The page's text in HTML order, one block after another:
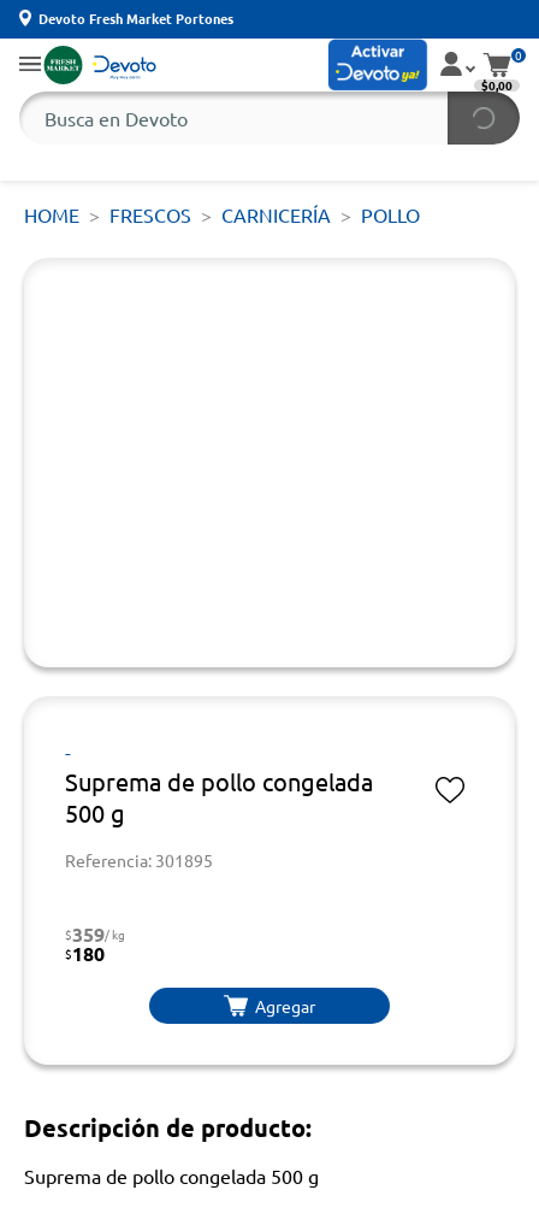
Devoto Fresh Market Portones
0
$0,00
HOME FRESCOS CARNICERÍA POLLO
-
Suprema de pollo congelada
500 g
Referencia: 301895
$359/ kg
$180
Agregar
Descripción de producto:
Suprema de pollo congelada 500 g